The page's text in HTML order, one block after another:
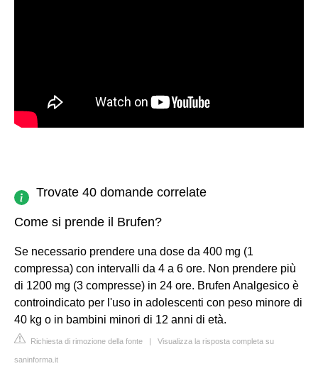
Trovate 40 domande correlate
Come si prende il Brufen?
Se necessario prendere una dose da 400 mg (1
compressa) con intervalli da 4 a 6 ore. Non prendere più
di 1200 mg (3 compresse) in 24 ore. Brufen Analgesico è
controindicato per l'uso in adolescenti con peso minore di
40 kg o in bambini minori di 12 anni di età.
Richiesta di rimozione della fonte | Visualizza la risposta completa su
saninforma.it